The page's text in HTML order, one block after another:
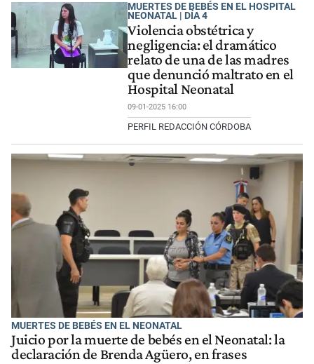
MUERTES DE BEBÉS EN EL HOSPITAL
NEONATAL | DÍA 4
Violencia obstétrica y
negligencia: el dramático
relato de una de las madres
que denunció maltrato en el
Hospital Neonatal
09-01-2025 16:00
PERFIL REDACCIÓN CÓRDOBA
MUERTES DE BEBÉS EN EL NEONATAL
Juicio por la muerte de bebés en el Neonatal: la
declaración de Brenda Agüero, en frases